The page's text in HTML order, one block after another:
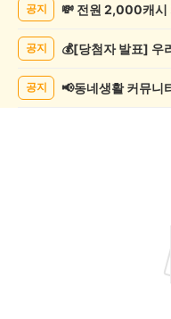
록
공지
공지
공지 📢동네생활 커뮤